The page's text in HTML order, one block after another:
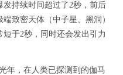
持续时间超过了2秒，前后
致密天体（中子星、黑洞）
于2秒，同时还会发出引力
，在人类已探测到的伽马